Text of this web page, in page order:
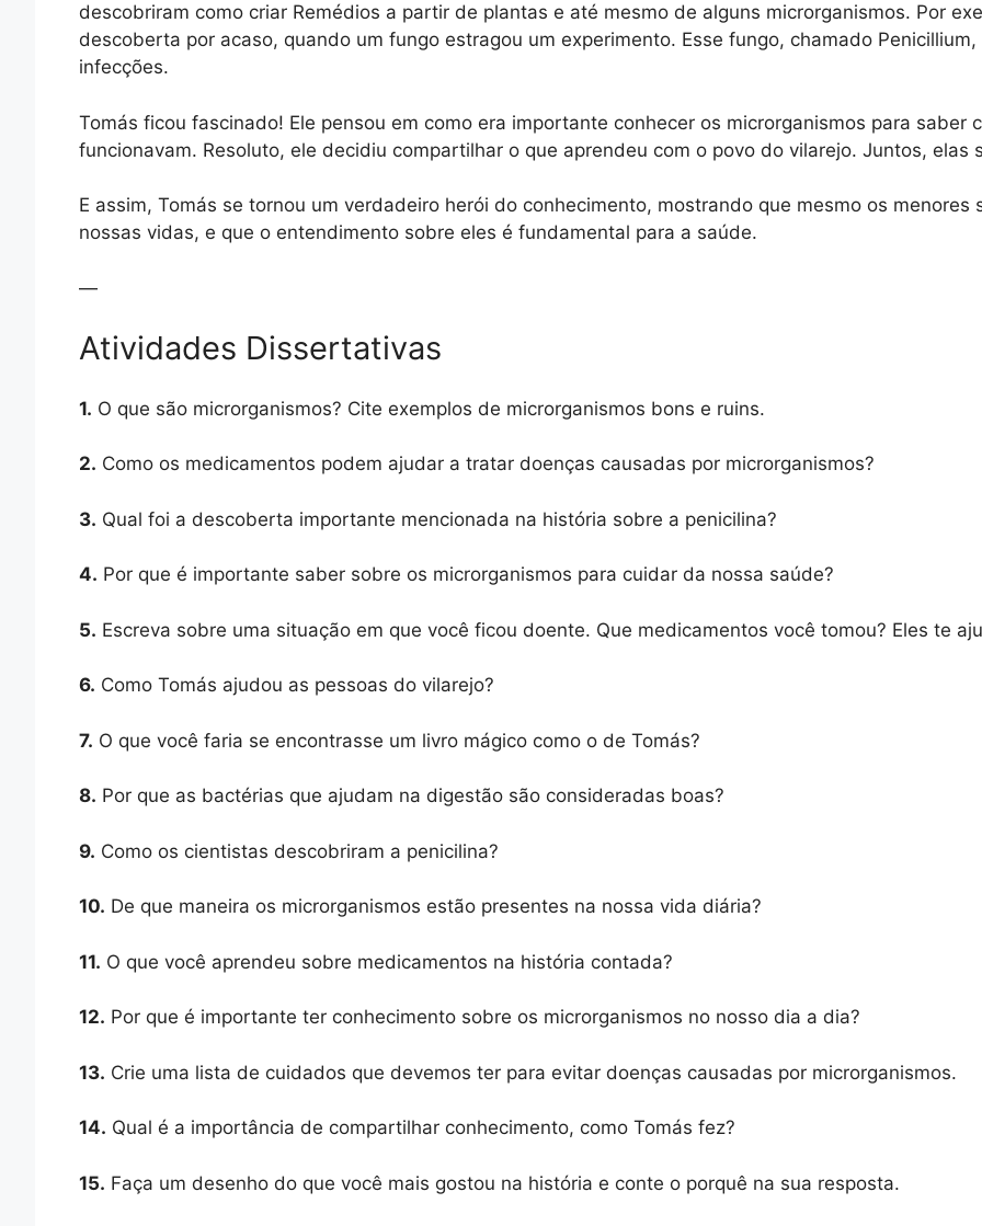
descobriram como criar Remédios a partir de plantas e até mesmo de alguns microrganismos. Por
descoberta por acaso, quando um fungo estragou um experimento. Esse fungo, chamado
infecções.
Tomás ficou fascinado! Ele pensou em como era importante conhecer os microrganismos para saber
funcionavam. Resoluto, ele decidiu compartilhar o que aprendeu com o povo do vilarejo. Juntos, elas
E assim, Tomás se tornou um verdadeiro herói do conhecimento, mostrando que mesmo os
nossas vidas, e que o entendimento sobre eles é fundamental para a saúde.
—
Atividades Dissertativas
1. O que são microrganismos? Cite exemplos de microrganismos bons e ruins.
2. Como os medicamentos podem ajudar a tratar doenças causadas por microrganismos?
3. Qual foi a descoberta importante mencionada na história sobre a penicilina?
4. Por que é importante saber sobre os microrganismos para cuidar da nossa saúde?
5. Escreva sobre uma situação em que você ficou doente. Que medicamentos você tomou? Eles te
6. Como Tomás ajudou as pessoas do vilarejo?
7. O que você faria se encontrasse um livro mágico como o de Tomás?
8. Por que as bactérias que ajudam na digestão são consideradas boas?
9. Como os cientistas descobriram a penicilina?
10. De que maneira os microrganismos estão presentes na nossa vida diária?
11. O que você aprendeu sobre medicamentos na história contada?
12. Por que é importante ter conhecimento sobre os microrganismos no nosso dia a dia?
13. Crie uma lista de cuidados que devemos ter para evitar doenças causadas por microrganismos.
14. Qual é a importância de compartilhar conhecimento, como Tomás fez?
15. Faça um desenho do que você mais gostou na história e conte o porquê na sua resposta.